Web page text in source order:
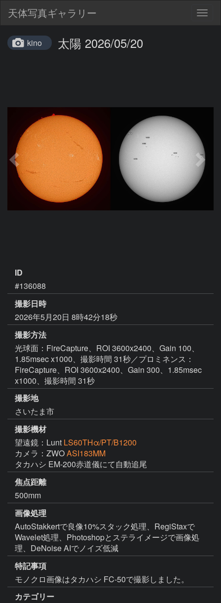
天体写真ギャラリー
kino 太陽 2026/05/20
ID
#136088
撮影日時
2026年5月20日 8時42分18秒
撮影方法
光球面：FireCapture、ROI 3600x2400、Gain 100、
1.85msec x1000、撮影時間 31秒／プロミネンス：
FireCapture、ROI 3600x2400、Gain 300、1.85msec
x1000、撮影時間 31秒
撮影地
さいたま市
撮影機材
望遠鏡：Lunt LS60THα/PT/B1200
カメラ：ZWOASI183MM
タカハシ EM-200赤道儀にて自動追尾
焦点距離
500mm
画像処理
AutoStakkertで良像10%スタック処理、RegiStaxで
Wavelet処理、Photoshopとステライメージで画像処
理、DeNoise AIでノイズ低減
特記事項
モノクロ画像はタカハシ FC-50で撮影しました。
カテゴリー